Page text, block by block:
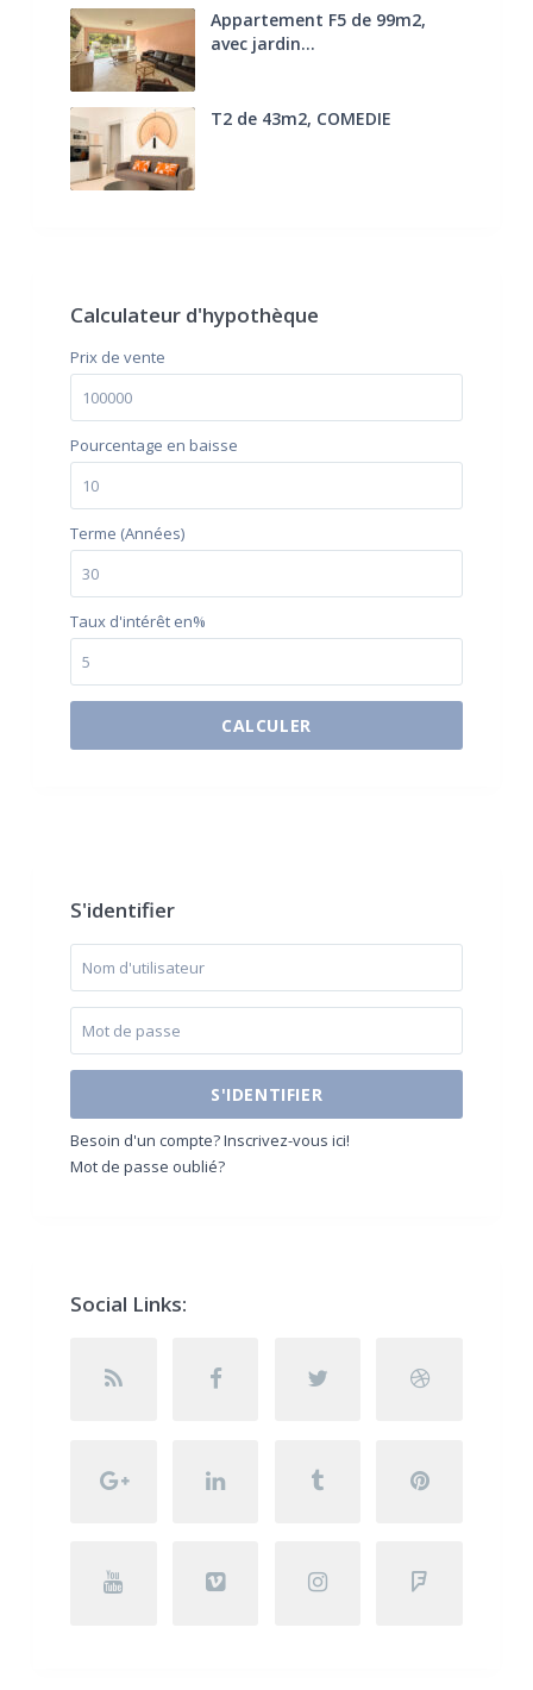
Appartement F5 de 99m2,
avec jardin...
T2 de 43m2, COMEDIE
Calculateur d'hypothèque
Prix ​​de vente
Pourcentage en baisse
Terme (Années)
Taux d'intérêt en%
CALCULER
$500 / month
S'identifier
S'IDENTIFIER
Besoin d'un compte? Inscrivez-vous ici!
Mot de passe oublié?
Social Links: